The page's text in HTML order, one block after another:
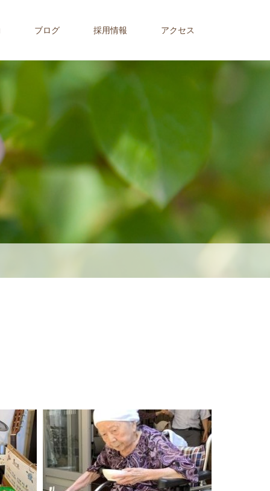
ブログ 採用情報 アクセス